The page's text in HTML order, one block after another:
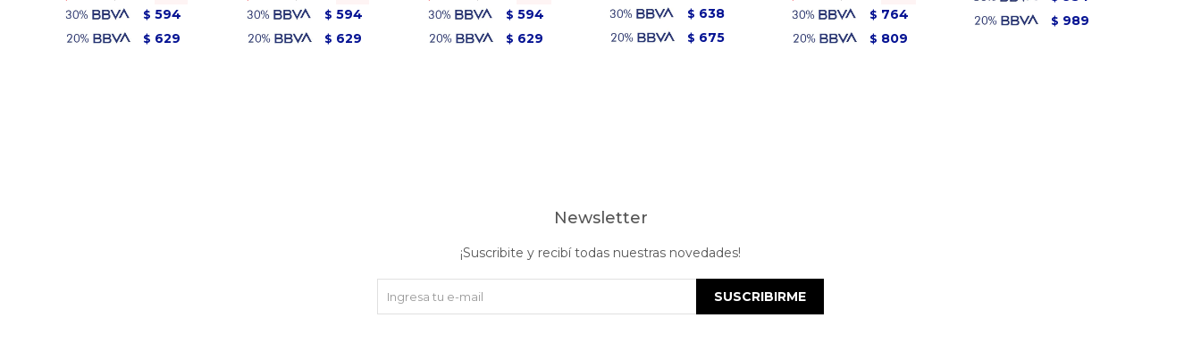
$ 594
$ 629
$ 594
$ 629
$ 594
$ 629
$ 638
$ 675
$ 764
$ 809
$ 989
Newsletter
¡Suscribite y recibí todas nuestras novedades!
SUSCRIBIRME